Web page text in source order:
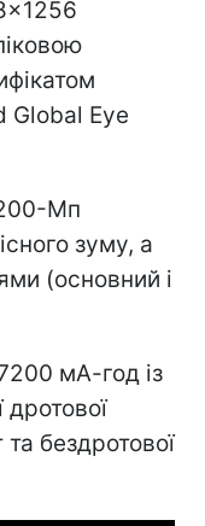
Global Eye
Мп
зуму, а
(основний і
мА-год із
бездротової